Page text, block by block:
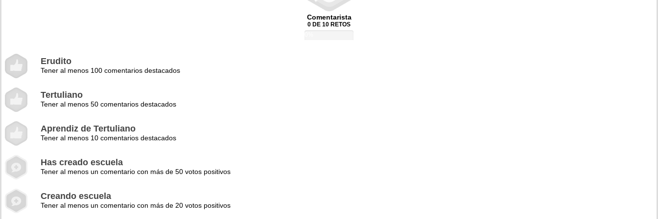
Comentarista
0 DE 10 RETOS
Erudito
Tener al menos 100 comentarios destacados
Tertuliano
Tener al menos 50 comentarios destacados
Aprendiz de Tertuliano
Tener al menos 10 comentarios destacados
Has creado escuela
Tener al menos un comentario con más de 50 votos positivos
Creando escuela
Tener al menos un comentario con más de 20 votos positivos